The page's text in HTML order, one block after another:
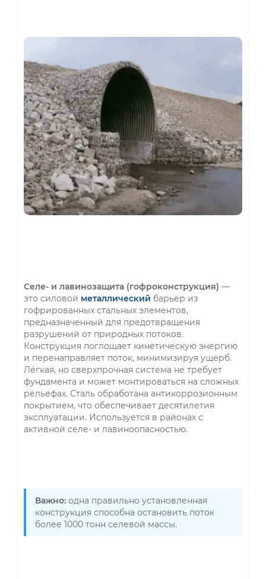
Селе- и лавинозащита (гофроконструкция) —
это силовой металлический барьер из
гофрированных стальных элементов,
предназначенный для предотвращения
разрушений от природных потоков.
Конструкция поглощает кинетическую энергию
и перенаправляет поток, минимизируя ущерб.
Лёгкая, но сверхпрочная система не требует
фундамента и может монтироваться на сложных
рельефах. Сталь обработана антикоррозионным
покрытием, что обеспечивает десятилетия
эксплуатации. Используется в районах с
активной селе- и лавиноопасностью.
Важно: одна правильно установленная
конструкция способна остановить поток
более 1000 тонн селевой массы.